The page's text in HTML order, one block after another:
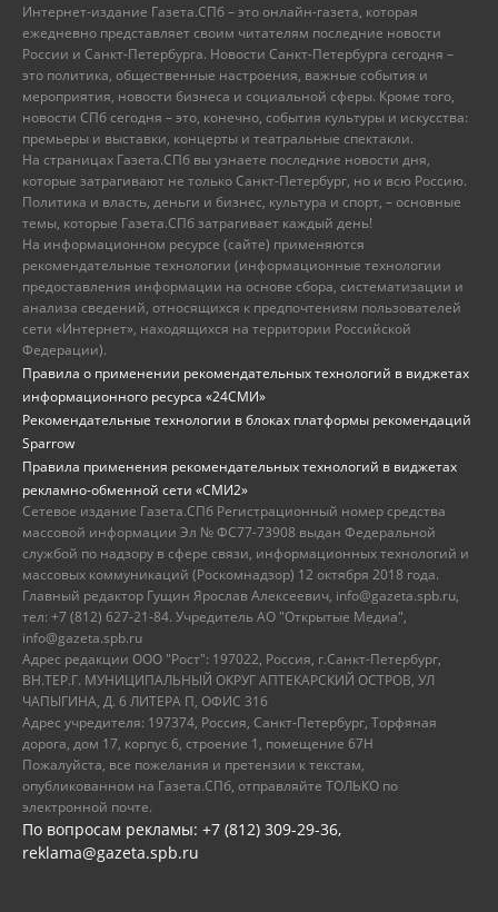
Интернет-издание Газета.СПб – это онлайн-газета, которая
ежедневно представляет своим читателям последние новости
России и Санкт-Петербурга. Новости Санкт-Петербурга сегодня –
это политика, общественные настроения, важные события и
мероприятия, новости бизнеса и социальной сферы. Кроме того,
новости СПб сегодня – это, конечно, события культуры и искусства:
премьеры и выставки, концерты и театральные спектакли.
На страницах Газета.СПб вы узнаете последние новости дня,
которые затрагивают не только Санкт-Петербург, но и всю Россию.
Политика и власть, деньги и бизнес, культура и спорт, – основные
темы, которые Газета.СПб затрагивает каждый день!
На информационном ресурсе (сайте) применяются
рекомендательные технологии (информационные технологии
предоставления информации на основе сбора, систематизации и
анализа сведений, относящихся к предпочтениям пользователей
сети «Интернет», находящихся на территории Российской
Федерации).
Правила о применении рекомендательных технологий в виджетах
информационного ресурса «24СМИ»
Рекомендательные технологии в блоках платформы рекомендаций
Sparrow
Правила применения рекомендательных технологий в виджетах
рекламно-обменной сети «СМИ2»
Сетевое издание Газета.СПб Регистрационный номер средства
массовой информации Эл № ФС77-73908 выдан Федеральной
службой по надзору в сфере связи, информационных технологий и
массовых коммуникаций (Роскомнадзор) 12 октября 2018 года.
Главный редактор Гущин Ярослав Алексеевич, info@gazeta.spb.ru,
тел: +7 (812) 627-21-84. Учредитель АО "Открытые Медиа",
info@gazeta.spb.ru
Адрес редакции ООО "Рост": 197022, Россия, г.Санкт-Петербург,
ВН.ТЕР.Г. МУНИЦИПАЛЬНЫЙ ОКРУГ АПТЕКАРСКИЙ ОСТРОВ, УЛ
ЧАПЫГИНА, Д. 6 ЛИТЕРА П, ОФИС 316
Адрес учредителя: 197374, Россия, Санкт-Петербург, Торфяная
дорога, дом 17, корпус 6, строение 1, помещение 67Н
Пожалуйста, все пожелания и претензии к текстам,
опубликованном на Газета.СПб, отправляйте ТОЛЬКО по
электронной почте.
По вопросам рекламы: +7 (812) 309-29-36,
reklama@gazeta.spb.ru